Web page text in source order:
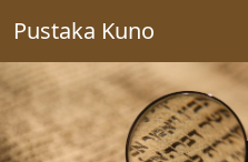
Pustaka Kuno